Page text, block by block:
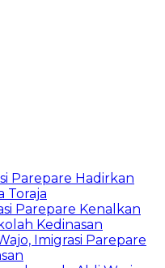
Parepare Hadirkan
Toraja
Parepare Kenalkan
Kedinasan
Imigrasi Parepare